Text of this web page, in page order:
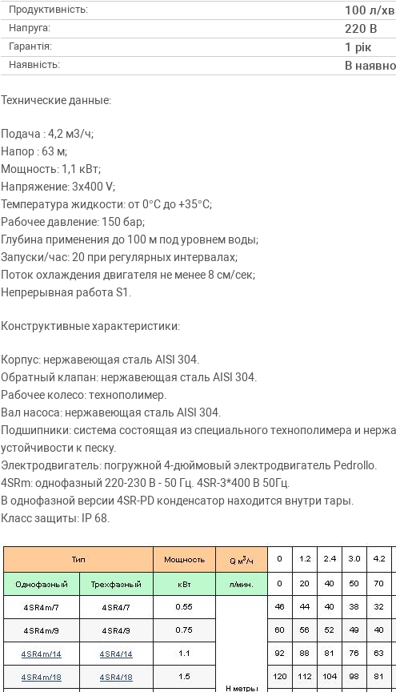
Продуктивність: 100 л/хв
Напруга: 220 В
Гарантія: 1 рік
Наявність: В
Технические данные:
Подача : 4,2 м3/ч;
Напор : 63 м;
Мощность: 1,1 кВт;
Напряжение: 3х400 V;
Температура жидкости: от 0°С до +35°С;
Рабочее давление: 150 бар;
Глубина применения до 100 м под уровнем воды;
Запуски/час: 20 при регулярных интервалах;
Поток охлаждения двигателя не менее 8 см/сек;
Непрерывная работа S1.
Конструктивные характеристики:
Корпус: нержавеющая сталь AISI 304.
Обратный клапан: нержавеющая сталь AISI 304.
Рабочее колесо: технополимер.
Вал насоса: нержавеющая сталь AISI 304.
Подшипники: система состоящая из специального технополимера и
устойчивости к песку.
Электродвигатель: погружной 4-дюймовый электродвигатель Pedrollo.
4SRm: однофазный 220-230 В - 50 Гц. 4SR-3*400 В 50Гц.
В однофазной версии 4SR-PD конденсатор находится внутри тары.
Класс защиты: IP 68.